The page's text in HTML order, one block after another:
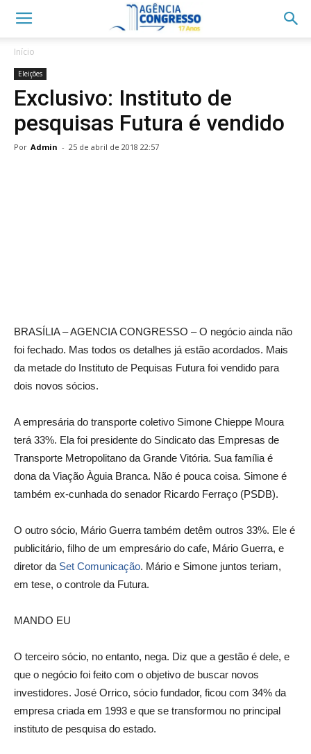
Início
Eleições
Exclusivo: Instituto de
pesquisas Futura é vendido
Por Admin - 25 de abril de 2018 22:57
BRASÍLIA – AGENCIA CONGRESSO – O negócio ainda não
foi fechado. Mas todos os detalhes já estão acordados. Mais
da metade do Instituto de Pequisas Futura foi vendido para
dois novos sócios.
A empresária do transporte coletivo Simone Chieppe Moura
terá 33%. Ela foi presidente do Sindicato das Empresas de
Transporte Metropolitano da Grande Vitória. Sua família é
dona da Viação Àguia Branca. Não é pouca coisa. Simone é
também ex-cunhada do senador Ricardo Ferraço (PSDB).
O outro sócio, Mário Guerra também detêm outros 33%. Ele é
publicitário, filho de um empresário do cafe, Mário Guerra, e
diretor da Set Comunicação. Mário e Simone juntos teriam,
em tese, o controle da Futura.
MANDO EU
O terceiro sócio, no entanto, nega. Diz que a gestão é dele, e
que o negócio foi feito com o objetivo de buscar novos
investidores. José Orrico, sócio fundador, ficou com 34% da
empresa criada em 1993 e que se transformou no principal
instituto de pesquisa do estado.